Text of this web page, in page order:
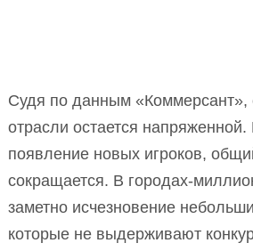
Судя по данным «Коммерсант»,
отрасли остается
появление новых игроков,
сокращается. В городах-
заметно исчезновение
которые не выдерживают